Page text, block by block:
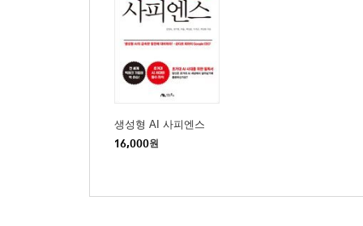
CHAPTER 05 일상을 업그레이드하는 8가지 맞춤
_프로젝트 1 내 손으로 직접 뽑는 ‘로또 번호 생성기’
_프로젝트 2 포털 검색은 그만! ‘실시간 환율 조회기’
_프로젝트 3 관심 종목을 한눈에 ‘주가 모니터링 봇’
_프로젝트 4 외출 전 필수 확인 ‘오늘의 날씨 알림이’
생성형 AI 사피엔스
16,000원